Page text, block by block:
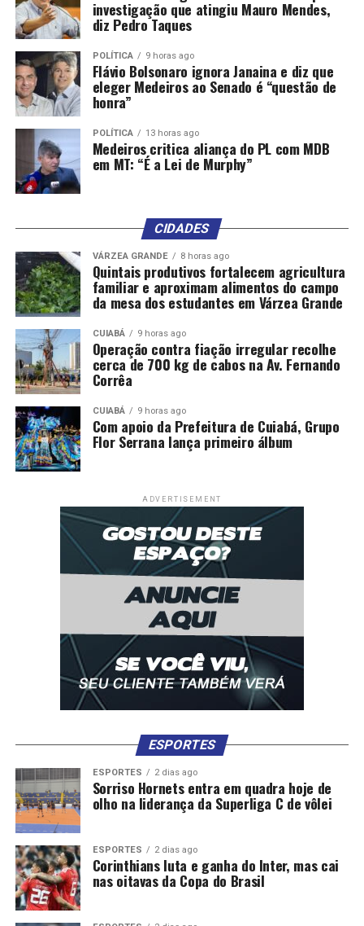
investigação que atingiu Mauro Mendes,
diz Pedro Taques
POLÍTICA 9 horas ago
Flávio Bolsonaro ignora Janaina e diz que
eleger Medeiros ao Senado é “questão de
honra”
POLÍTICA 13 horas ago
Medeiros critica aliança do PL com MDB
em MT: “É a Lei de Murphy”
CIDADES
VÁRZEA GRANDE 8 horas ago
Quintais produtivos fortalecem agricultura
familiar e aproximam alimentos do campo
da mesa dos estudantes em Várzea Grande
CUIABÁ 9 horas ago
Operação contra fiação irregular recolhe
cerca de 700 kg de cabos na Av. Fernando
Corrêa
CUIABÁ 9 horas ago
Com apoio da Prefeitura de Cuiabá, Grupo
Flor Serrana lança primeiro álbum
ADVERTISEMENT
ESPORTES
ESPORTES 2 dias ago
Sorriso Hornets entra em quadra hoje de
olho na liderança da Superliga C de vôlei
ESPORTES 2 dias ago
Corinthians luta e ganha do Inter, mas cai
nas oitavas da Copa do Brasil